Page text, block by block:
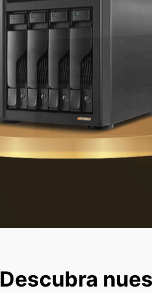
Defenderse
Descubra